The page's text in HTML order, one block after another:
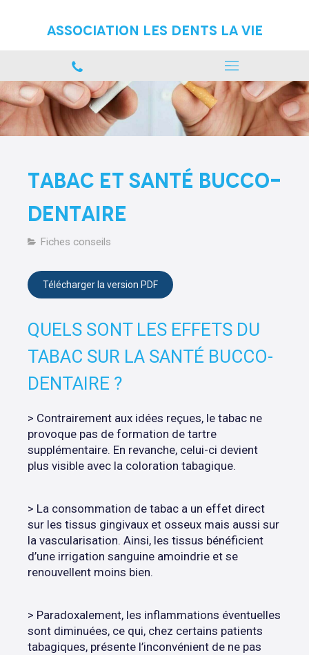
Association Les Dents La vie
Tabac et santé bucco-
dentaire
Fiches conseils
Télécharger la version PDF
QUELS SONT LES EFFETS DU
TABAC SUR LA SANTÉ BUCCO-
DENTAIRE ?
> Contrairement aux idées reçues, le tabac ne
provoque pas de formation de tartre
supplémentaire. En revanche, celui-ci devient
plus visible avec la coloration tabagique.
> La consommation de tabac a un effet direct
sur les tissus gingivaux et osseux mais aussi sur
la vascularisation. Ainsi, les tissus bénéficient
d’une irrigation sanguine amoindrie et se
renouvellent moins bien.
> Paradoxalement, les inflammations éventuelles
sont diminuées, ce qui, chez certains patients
tabagiques, présente l’inconvénient de ne pas